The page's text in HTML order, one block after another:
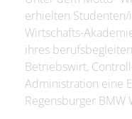
erhielten
Wirtschafts-
ihres
Betriebswirt,
Administration eine
Regensburger BMW